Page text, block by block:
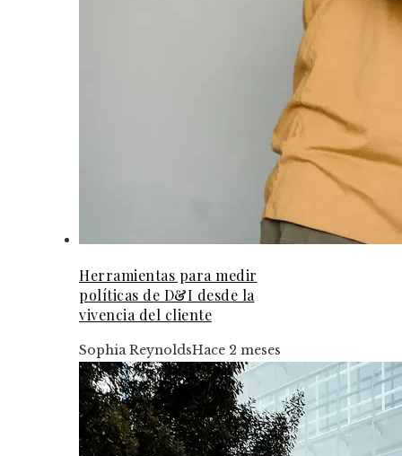
Herramientas para medir
políticas de D&I desde la
vivencia del cliente
Sophia ReynoldsHace 2 meses